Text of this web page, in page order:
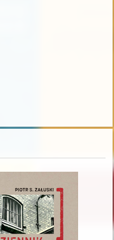
profesor Uniwersytetu